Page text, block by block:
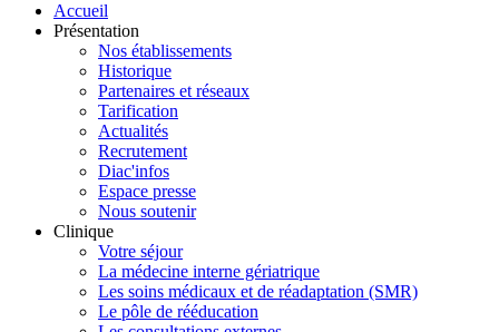
Accueil
Présentation
Nos établissements
Historique
Partenaires et réseaux
Tarification
Actualités
Recrutement
Diac'infos
Espace presse
Nous soutenir
Clinique
Votre séjour
La médecine interne gériatrique
Les soins médicaux et de réadaptation (SMR)
Le pôle de rééducation